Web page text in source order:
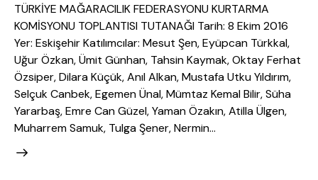
TÜRKİYE MAĞARACILIK FEDERASYONU KURTARMA
KOMİSYONU TOPLANTISI TUTANAĞI Tarih: 8 Ekim 2016
Yer: Eskişehir Katılımcılar: Mesut Şen, Eyüpcan Türkkal,
Uğur Özkan, Ümit Günhan, Tahsin Kaymak, Oktay Ferhat
Özsiper, Dilara Küçük, Anıl Alkan, Mustafa Utku Yıldırım,
Selçuk Canbek, Egemen Ünal, Mümtaz Kemal Bilir, Süha
Yararbaş, Emre Can Güzel, Yaman Özakın, Atilla Ülgen,
Muharrem Samuk, Tulga Şener, Nermin…